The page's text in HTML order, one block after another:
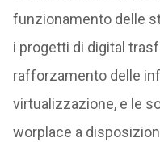
funzionamento delle
i progetti di digital
rafforzamento delle
virtualizzazione, e le
worplace a